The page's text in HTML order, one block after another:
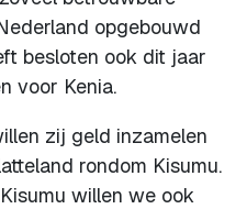
opgebouwd
besloten ook dit jaar
voor Kenia.
zij geld inzamelen
rondom Kisumu.
willen we ook